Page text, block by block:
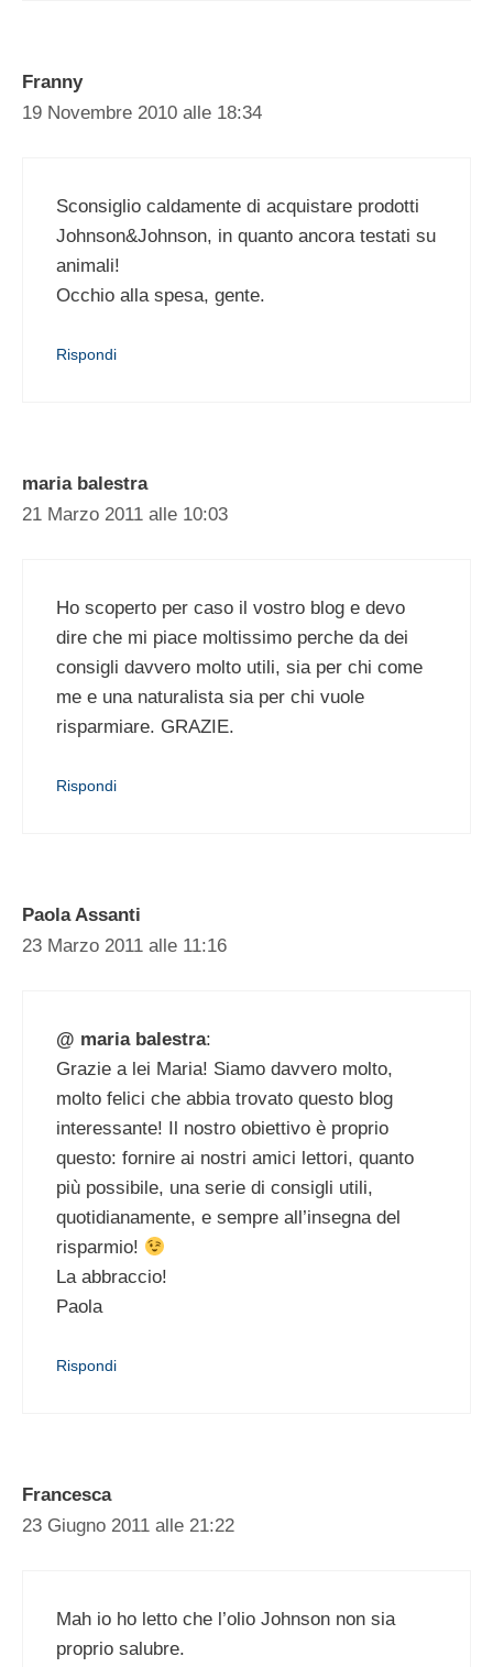
Franny
19 Novembre 2010 alle 18:34
Sconsiglio caldamente di acquistare prodotti
Johnson&Johnson, in quanto ancora testati su
animali!
Occhio alla spesa, gente.
Rispondi
maria balestra
21 Marzo 2011 alle 10:03
Ho scoperto per caso il vostro blog e devo
dire che mi piace moltissimo perche da dei
consigli davvero molto utili, sia per chi come
me e una naturalista sia per chi vuole
risparmiare. GRAZIE.
Rispondi
Paola Assanti
23 Marzo 2011 alle 11:16
@ maria balestra:
Grazie a lei Maria! Siamo davvero molto,
molto felici che abbia trovato questo blog
interessante! Il nostro obiettivo è proprio
questo: fornire ai nostri amici lettori, quanto
più possibile, una serie di consigli utili,
quotidianamente, e sempre all’insegna del
risparmio!
La abbraccio!
Paola
Rispondi
Francesca
23 Giugno 2011 alle 21:22
Mah io ho letto che l’olio Johnson non sia
proprio salubre.